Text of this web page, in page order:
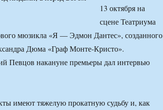
13 октября на
сцене Театриума
мюзикла «Я — Эдмон Дантес», созданного
Дюма «Граф Монте-Кристо».
Певцов накануне премьеры дал интервью
имеют тяжелую прокатную судьбу и, как